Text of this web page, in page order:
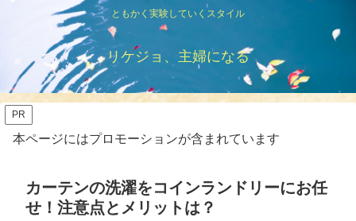
ともかく実験していくスタイル
リケジョ、主婦になる
PR
本ページにはプロモーションが含まれています
カーテンの洗濯をコインランドリーにお任
せ！注意点とメリットは？